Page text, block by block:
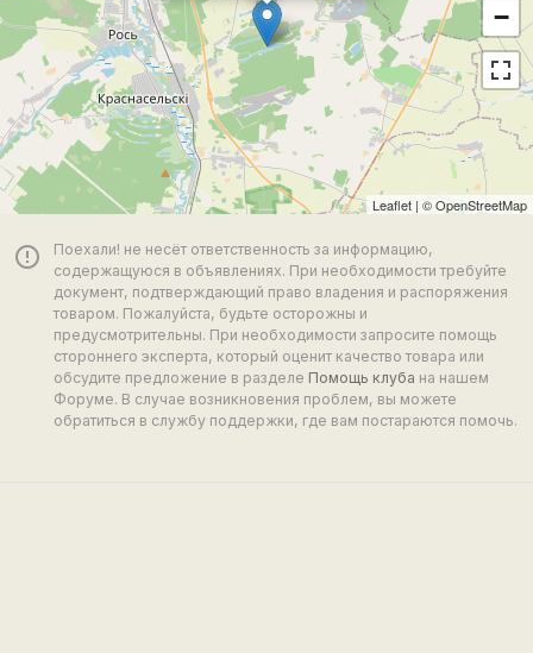
−
Leaflet | ©OpenStreetMap
error_outline
Поехали! не несёт ответственность за информацию,
содержащуюся в объявлениях. При необходимости требуйте
документ, подтверждающий право владения и распоряжения
товаром. Пожалуйста, будьте осторожны и
предусмотрительны. При необходимости запросите помощь
стороннего эксперта, который оценит качество товара или
обсудите предложение в разделе Помощь клуба на нашем
Форуме. В случае возникновения проблем, вы можете
обратиться в службу поддержки, где вам постараются помочь.